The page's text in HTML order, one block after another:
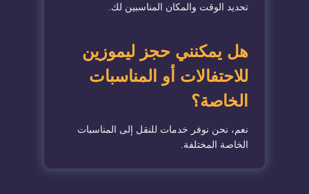
تحديد الوقت والمكان المناسبين لك.
هل يمكنني حجز ليموزين
للاحتفالات أو المناسبات
الخاصة؟
نعم، نحن نوفر خدمات للنقل إلى المناسبات
الخاصة المختلفة.